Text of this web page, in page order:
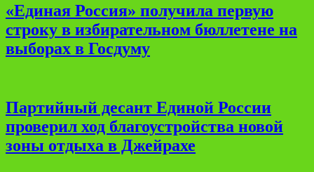
«Единая Россия» получила первую
строку в избирательном бюллетене на
выборах в Госдуму
Партийный десант Единой России
проверил ход благоустройства новой
зоны отдыха в Джейрахе